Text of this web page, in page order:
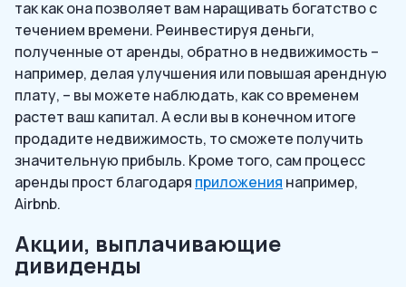
так как она позволяет вам наращивать богатство с
течением времени. Реинвестируя деньги,
полученные от аренды, обратно в недвижимость –
например, делая улучшения или повышая арендную
плату, – вы можете наблюдать, как со временем
растет ваш капитал. А если вы в конечном итоге
продадите недвижимость, то сможете получить
значительную прибыль. Кроме того, сам процесс
аренды прост благодаря приложения например,
Airbnb.
Акции, выплачивающие
дивиденды